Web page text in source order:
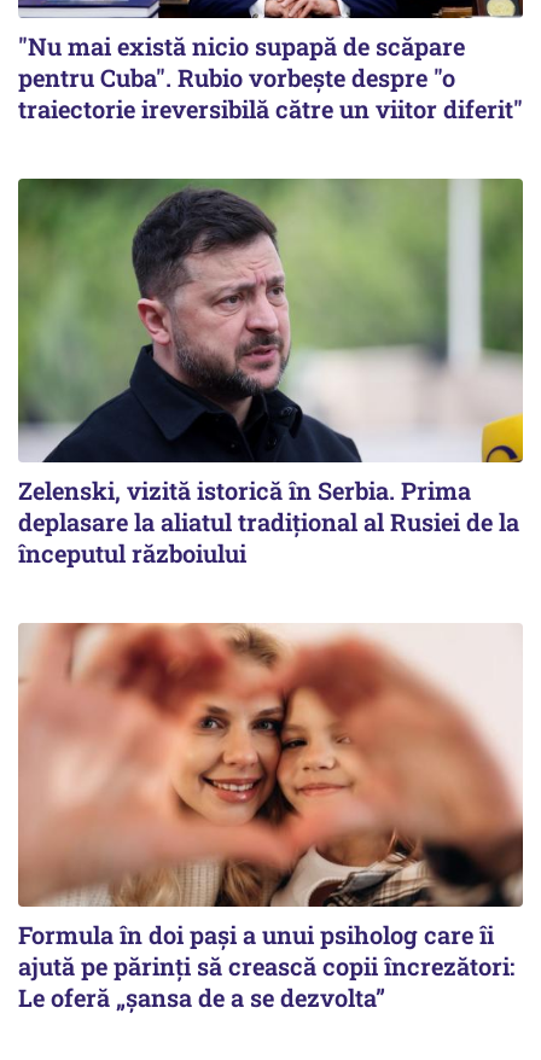
"Nu mai există nicio supapă de scăpare
pentru Cuba". Rubio vorbește despre "o
traiectorie ireversibilă către un viitor diferit"
Zelenski, vizită istorică în Serbia. Prima
deplasare la aliatul tradițional al Rusiei de la
începutul războiului
Formula în doi pași a unui psiholog care îi
ajută pe părinți să crească copii încrezători:
Le oferă „șansa de a se dezvolta”